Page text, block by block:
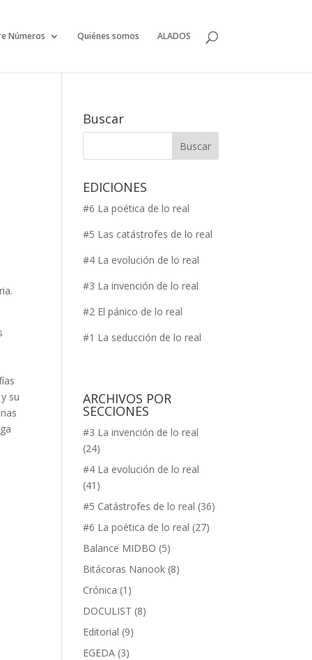
Números Quiénes somos ALADOS
su
Buscar
EDICIONES
#6 La poética de lo real
#5 Las catástrofes de lo real
#4 La evolución de lo real
#3 La invención de lo real
#2 El pánico de lo real
#1 La seducción de lo real
ARCHIVOS POR
SECCIONES
#3 La invención de lo real
(24)
#4 La evolución de lo real
(41)
#5 Catástrofes de lo real (36)
#6 La poética de lo real (27)
Balance MIDBO (5)
Bitácoras Nanook (8)
Crónica (1)
DOCULIST (8)
Editorial (9)
EGEDA (3)